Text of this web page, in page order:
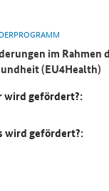
im Rahmen
(EU4Health)
wird gefördert?:
wird gefördert?: